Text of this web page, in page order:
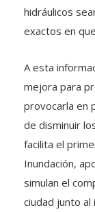
hidráulicos
exactos en
A esta
mejora para
provocarla en
de disminuir
facilita el
Inundación,
simulan el
ciudad junto